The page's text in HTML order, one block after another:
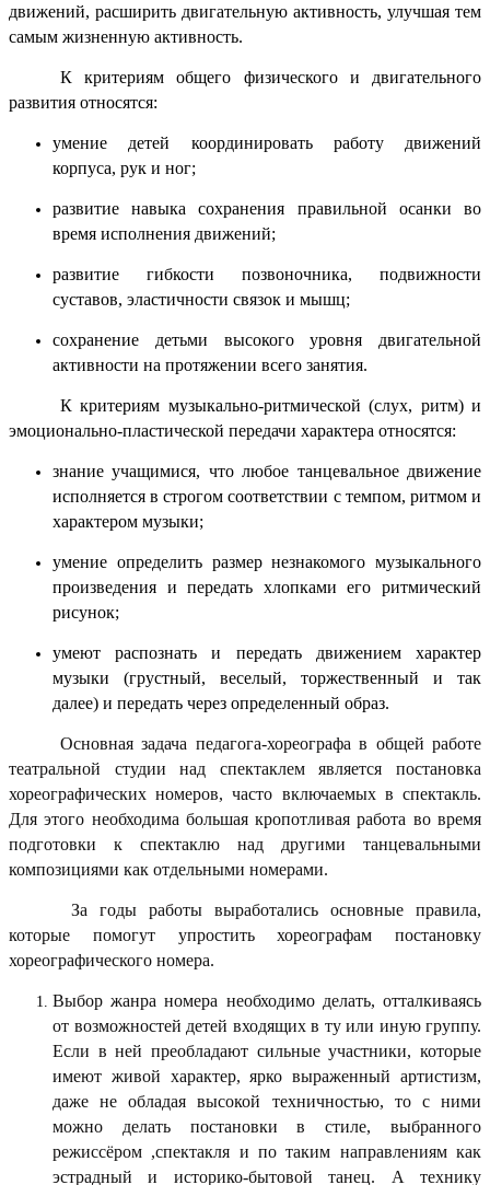
движений, расширить двигательную активность, улучшая тем
самым жизненную активность.
К критериям общего физического и двигательного
развития относятся:
умение детей координировать работу движений
корпуса, рук и ног;
развитие навыка сохранения правильной осанки во
время исполнения движений;
развитие гибкости позвоночника, подвижности
суставов, эластичности связок и мышц;
сохранение детьми высокого уровня двигательной
активности на протяжении всего занятия.
К критериям музыкально-ритмической (слух, ритм) и
эмоционально-пластической передачи характера относятся:
знание учащимися, что любое танцевальное движение
исполняется в строгом соответствии с темпом, ритмом и
характером музыки;
умение определить размер незнакомого музыкального
произведения и передать хлопками его ритмический
рисунок;
умеют распознать и передать движением характер
музыки (грустный, веселый, торжественный и так
далее) и передать через определенный образ.
Основная задача педагога-хореографа в общей работе
театральной студии над спектаклем является постановка
хореографических номеров, часто включаемых в спектакль.
Для этого необходима большая кропотливая работа во время
подготовки к спектаклю над другими танцевальными
композициями как отдельными номерами.
За годы работы выработались основные правила,
которые помогут упростить хореографам постановку
хореографического номера.
Выбор жанра номера необходимо делать, отталкиваясь
от возможностей детей входящих в ту или иную группу.
Если в ней преобладают сильные участники, которые
имеют живой характер, ярко выраженный артистизм,
даже не обладая высокой техничностью, то с ними
можно делать постановки в стиле, выбранного
режиссёром ,спектакля и по таким направлениям как
эстрадный и историко-бытовой танец. А технику